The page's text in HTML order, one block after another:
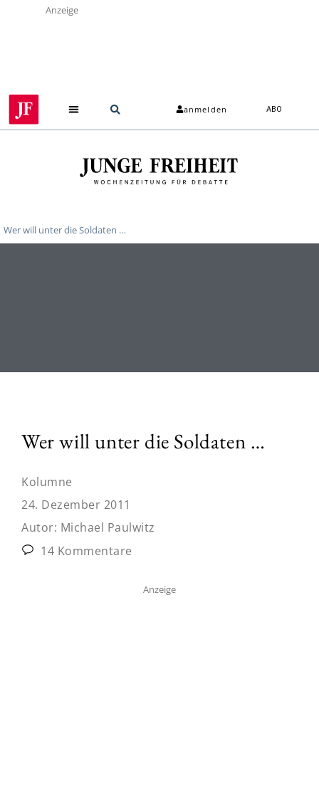
Anzeige
anmelden ABO
Wer will unter die Soldaten …
Wer will unter die Soldaten …
Kolumne
24. Dezember 2011
Autor: Michael Paulwitz
14 Kommentare
Anzeige